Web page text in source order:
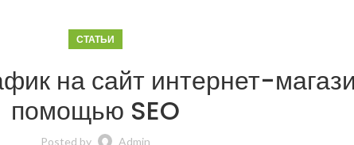
СТАТЬИ
на сайт интернет-
помощью SEO
Posted by Admin